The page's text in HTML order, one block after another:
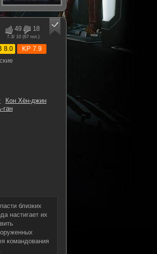
49 18
7.3/ 10 (67 гол.)
8.0 KP 7.9
Кон Хён-джин
ган
близких
настигает их
командования